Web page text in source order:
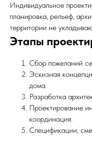
Индивидуальное
планировка, рельеф,
территории не
Этапы
Сбор пожеланий
Эскизная
дома.
Разработка
Проектирование
координация.
Спецификации,
Контакты
+7 999 996-26-03
promozaika@yandex.ru
Московская область г.о.
д. Елагино (шоу рум)
ИП Федосеенков М.С.
ИНН 503010324885